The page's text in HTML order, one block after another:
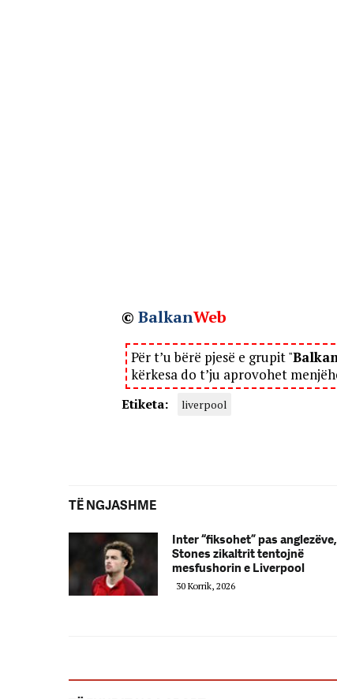
© BalkanWeb
Për t’u bërë pjesë e grupit "
kërkesa do t’ju aprovohet
Etiketa: liverpool
TË NGJASHME
Inter “fiksohet” pas
Stones zikaltrit tentojnë
mesfushorin e Liverpool
30 Korrik, 2026